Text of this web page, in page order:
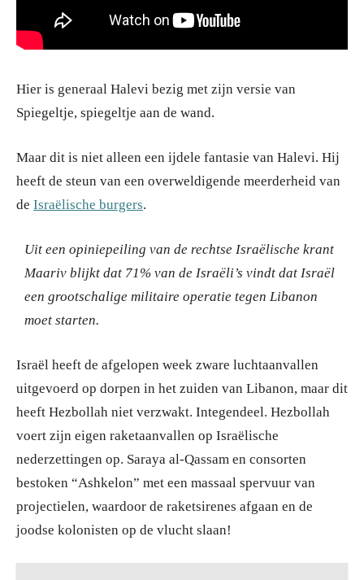
Hier is generaal Halevi bezig met zijn versie van
Spiegeltje, spiegeltje aan de wand.
Maar dit is niet alleen een ijdele fantasie van Halevi. Hij
heeft de steun van een overweldigende meerderheid van
de Israëlische burgers.
Uit een opiniepeiling van de rechtse Israëlische krant
Maariv blijkt dat 71% van de Israëli’s vindt dat Israël
een grootschalige militaire operatie tegen Libanon
moet starten.
Israël heeft de afgelopen week zware luchtaanvallen
uitgevoerd op dorpen in het zuiden van Libanon, maar dit
heeft Hezbollah niet verzwakt. Integendeel. Hezbollah
voert zijn eigen raketaanvallen op Israëlische
nederzettingen op. Saraya al-Qassam en consorten
bestoken “Ashkelon” met een massaal spervuur van
projectielen, waardoor de raketsirenes afgaan en de
joodse kolonisten op de vlucht slaan!